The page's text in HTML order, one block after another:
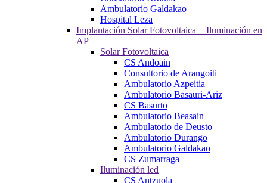
Ambulatorio Galdakao
Hospital Leza
Implantación Solar Fotovoltaica + Iluminación en
AP
Solar Fotovoltaica
CS Andoain
Consultorio de Arangoiti
Ambulatorio Azpeitia
Ambulatorio Basauri-Ariz
CS Basurto
Ambulatorio Beasain
Ambulatorio de Deusto
Ambulatorio Durango
Ambulatorio Galdakao
CS Zumarraga
Iluminación led
CS Antzuola